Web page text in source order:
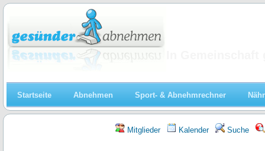
Startseite Abnehmen Sport- & Abnehmrechner
Mitglieder Kalender Suche